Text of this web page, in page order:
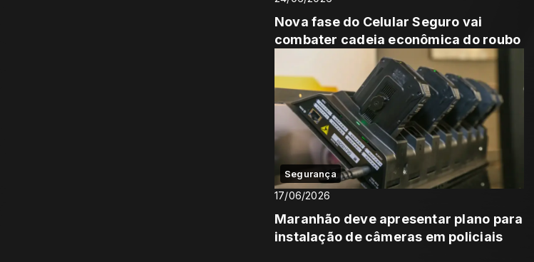
Nova fase do Celular Seguro vai
combater cadeia econômica do roubo
Segurança
17/06/2026
Maranhão deve apresentar plano para
instalação de câmeras em policiais